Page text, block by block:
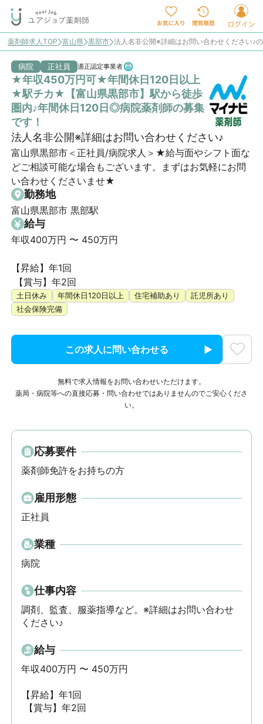
薬剤師求人TOP 富山県 黒部市 法人名非公開※詳細はお問い合わせください♪
病院 正社員 適正認定事業者
★年収450万円可★年間休日120日以上
★駅チカ★【富山県黒部市】駅から徒歩
圏内♪年間休日120日◎病院薬剤師の募集
です！
法人名非公開※詳細はお問い合わせください♪
富山県黒部市＜正社員/病院求人＞★給与面やシフト面な
どご相談可能な場合もございます。まずはお気軽にお問
い合わせくださいませ★
勤務地
富山県黒部市 黒部駅
給与
年収400万円 〜 450万円
【昇給】年1回
【賞与】年2回
土日休み 年間休日120日以上 住宅補助あり
託児所あり
社会保険完備
この求人に問い合わせる
無料で求人情報をお問い合わせいただけます。
薬局・病院等への直接応募・問い合わせではありませんのでご安心くださ
い。
応募要件
薬剤師免許をお持ちの方
雇用形態
正社員
業種
病院
仕事内容
調剤、監査、服薬指導など。※詳細はお問い合わせ
ください♪
給与
年収400万円 〜 450万円
【昇給】年1回
【賞与】年2回